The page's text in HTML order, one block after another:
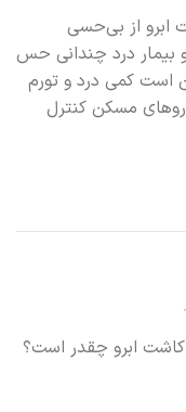
ابرو از بی‌حسی
درد چندانی حس
است کمی درد و تورم
مسکن کنترل
ابرو چقدر است؟